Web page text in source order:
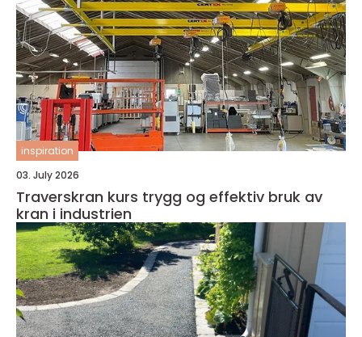
inspiration
03. July 2026
Traverskran kurs trygg og effektiv bruk av
kran i industrien